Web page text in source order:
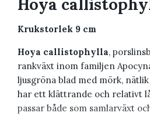
Krukstorlek 9 cm
Hoya callistophylla,
rankväxt inom familjen
ljusgröna blad med mörk,
har ett klättrande och relativt
passar både som samlarväxt